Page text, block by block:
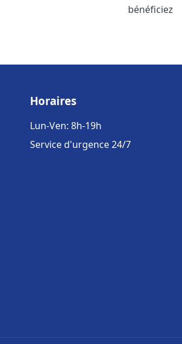
bénéficiez
Horaires
Lun-Ven: 8h-19h
Service d'urgence 24/7